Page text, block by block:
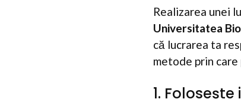
Realizarea unei
Universitatea
că lucrarea ta
metode prin
1.